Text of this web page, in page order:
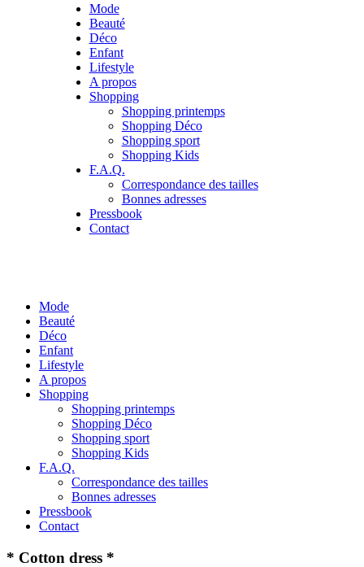
Mode
Beauté
Déco
Enfant
Lifestyle
A propos
Shopping
Shopping printemps
Shopping Déco
Shopping sport
Shopping Kids
F.A.Q.
Correspondance des tailles
Bonnes adresses
Pressbook
Contact
Mode
Beauté
Déco
Enfant
Lifestyle
A propos
Shopping
Shopping printemps
Shopping Déco
Shopping sport
Shopping Kids
F.A.Q.
Correspondance des tailles
Bonnes adresses
Pressbook
Contact
* Cotton dress *